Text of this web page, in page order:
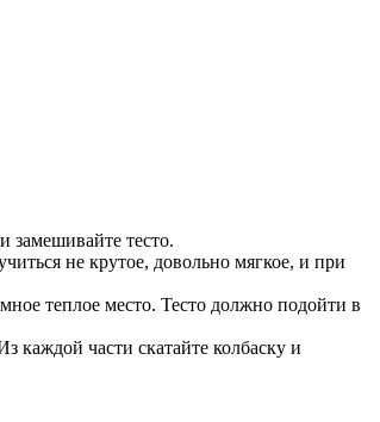
замешивайте тесто.
не крутое, довольно мягкое, и при
теплое место. Тесто должно подойти в
каждой части скатайте колбаску и